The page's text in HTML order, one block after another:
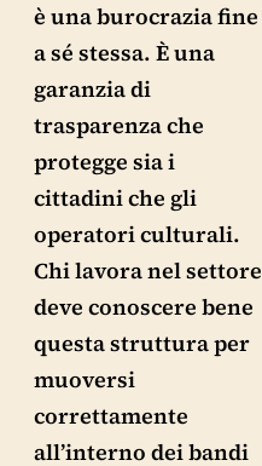
è una burocrazia fine
a sé stessa. È una
garanzia di
trasparenza che
protegge sia i
cittadini che gli
operatori culturali.
Chi lavora nel settore
deve conoscere bene
questa struttura per
muoversi
correttamente
all’interno dei bandi